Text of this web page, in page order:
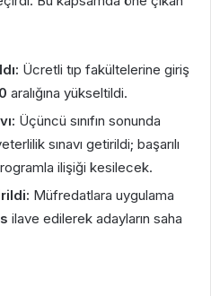
Ücretli tıp fakültelerine giriş
aralığına yükseltildi.
Üçüncü sınıfın sonunda
sınavı getirildi; başarılı
ilişiği kesilecek.
Müfredatlara uygulama
ilave edilerek adayların saha